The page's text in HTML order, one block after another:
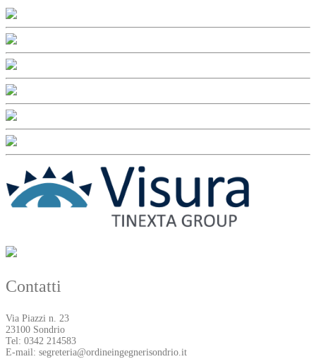
Contatti
Via Piazzi n. 23
23100 Sondrio
Tel: 0342 214583
E-mail: segreteria@ordineingegnerisondrio.it